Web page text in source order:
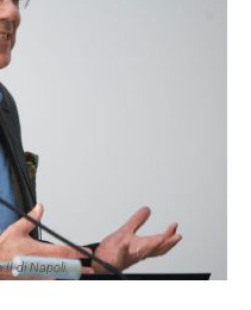
II di Napoli.